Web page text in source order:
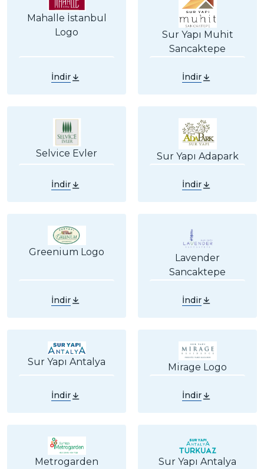
Mahalle İstanbul
Logo
İndir
Sur Yapı Muhit
Sancaktepe
İndir
Selvice Evler
İndir
Sur Yapı Adapark
İndir
Greenium Logo
İndir
Lavender
Sancaktepe
İndir
Sur Yapı Antalya
İndir
Mirage Logo
İndir
Metrogarden
Sur Yapı Antalya